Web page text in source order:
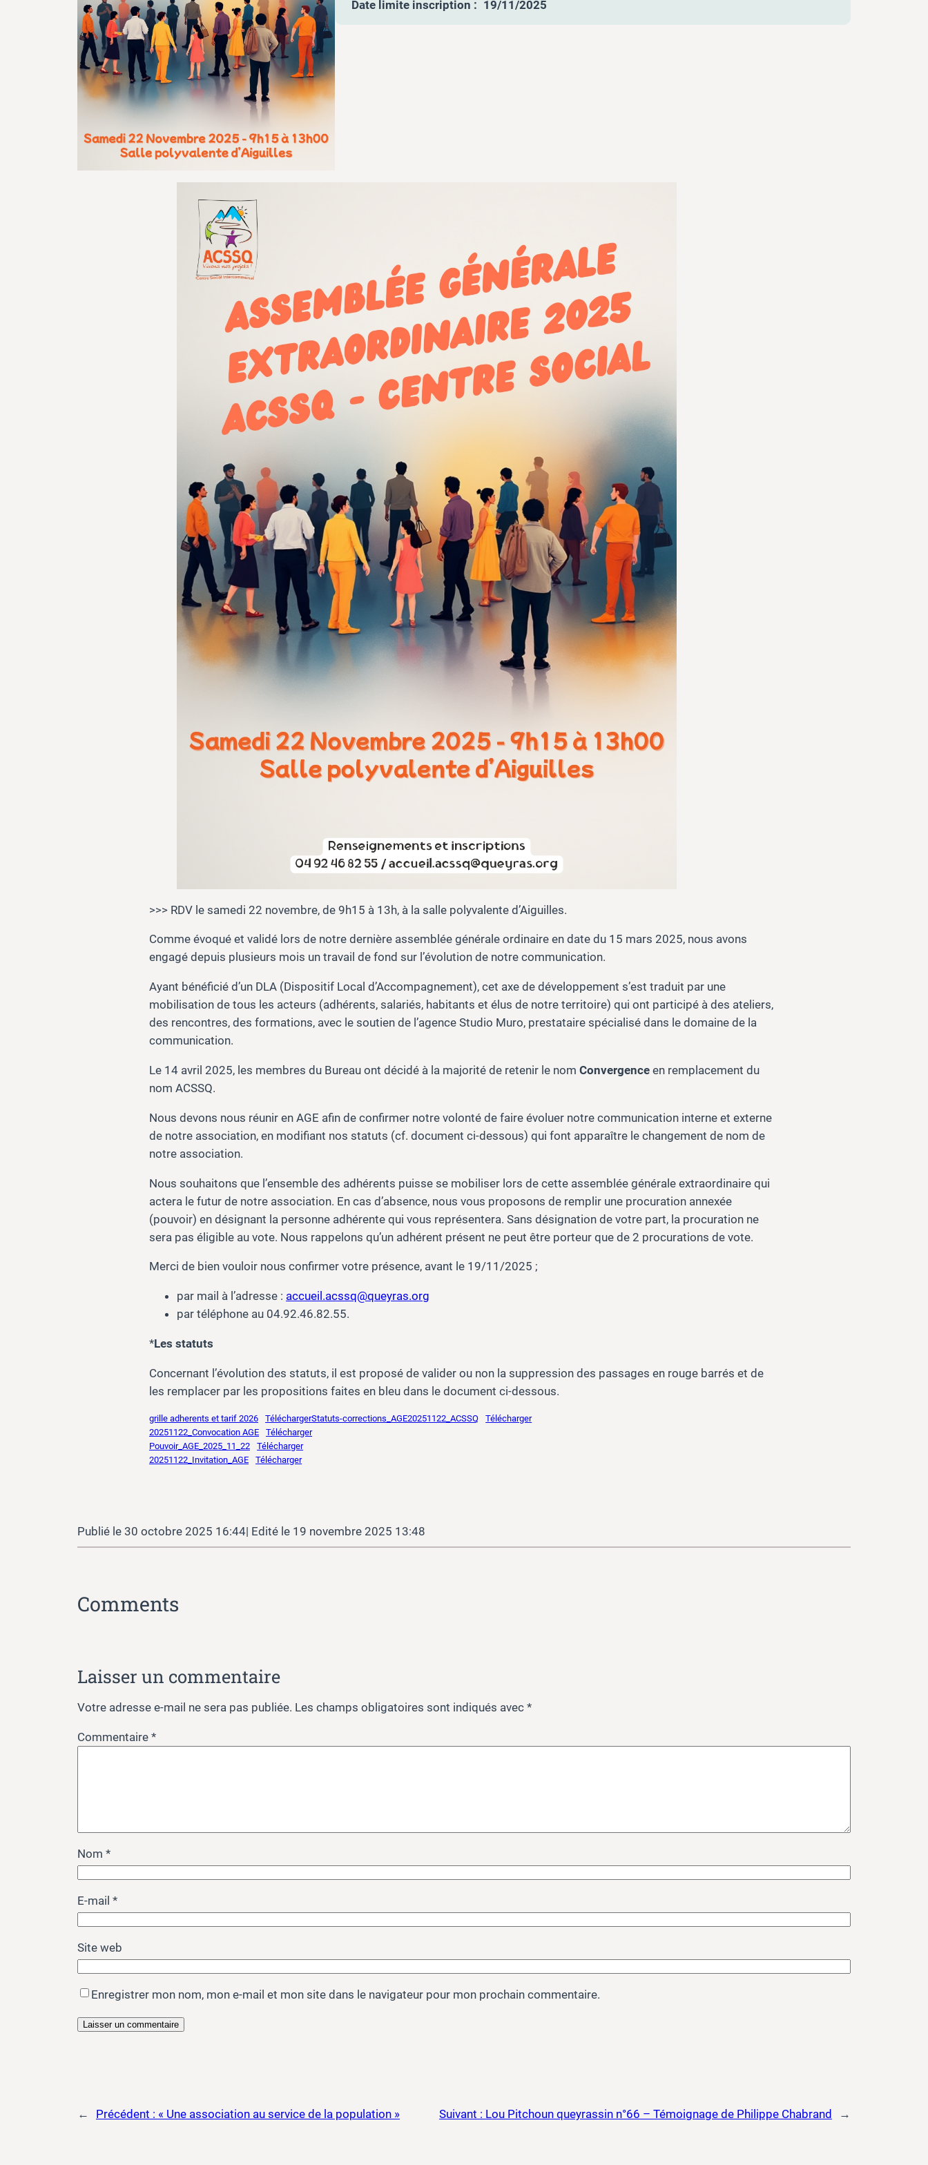
Date limite inscription : 19/11/2025
>>> RDV le samedi 22 novembre, de 9h15 à 13h, à la salle polyvalente d’Aiguilles.
Comme évoqué et validé lors de notre dernière assemblée générale ordinaire en date du 15 mars 2025, nous avons
engagé depuis plusieurs mois un travail de fond sur l’évolution de notre communication.
Ayant bénéficié d’un DLA (Dispositif Local d’Accompagnement), cet axe de développement s’est traduit par une
mobilisation de tous les acteurs (adhérents, salariés, habitants et élus de notre territoire) qui ont participé à des ateliers,
des rencontres, des formations, avec le soutien de l’agence Studio Muro, prestataire spécialisé dans le domaine de la
communication.
Le 14 avril 2025, les membres du Bureau ont décidé à la majorité de retenir le nom Convergence en remplacement du
nom ACSSQ.
Nous devons nous réunir en AGE afin de confirmer notre volonté de faire évoluer notre communication interne et externe
de notre association, en modifiant nos statuts (cf. document ci-dessous) qui font apparaître le changement de nom de
notre association.
Nous souhaitons que l’ensemble des adhérents puisse se mobiliser lors de cette assemblée générale extraordinaire qui
actera le futur de notre association. En cas d’absence, nous vous proposons de remplir une procuration annexée
(pouvoir) en désignant la personne adhérente qui vous représentera. Sans désignation de votre part, la procuration ne
sera pas éligible au vote. Nous rappelons qu’un adhérent présent ne peut être porteur que de 2 procurations de vote.
Merci de bien vouloir nous confirmer votre présence, avant le 19/11/2025 ;
par mail à l’adresse : accueil.acssq@queyras.org
par téléphone au 04.92.46.82.55.
*Les statuts
Concernant l’évolution des statuts, il est proposé de valider ou non la suppression des passages en rouge barrés et de
les remplacer par les propositions faites en bleu dans le document ci-dessous.
grille adherents et tarif 2026 TéléchargerStatuts-corrections_AGE20251122_ACSSQ
Télécharger
20251122_Convocation AGE
Télécharger
Pouvoir_AGE_2025_11_22
Télécharger
20251122_Invitation_AGE
Télécharger
30 octobre 2025 16:44 19 novembre 2025 13:48
Comments
Laisser un commentaire
Votre adresse e-mail ne sera pas publiée. Les champs obligatoires sont indiqués avec *
Commentaire *
Nom *
E-mail *
Site web
Enregistrer mon nom, mon e-mail et mon site dans le navigateur pour mon prochain commentaire.
← Précédent : « Une association au service de la population » Suivant : Lou Pitchoun queyrassin n°66 – Témoignage de Philippe Chabrand →